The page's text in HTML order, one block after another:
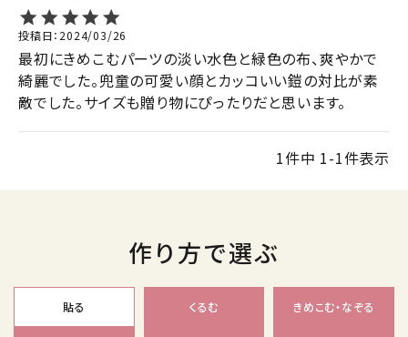
実店舗案内
デイサービス／
介護施設関係の方へ
最新のチラシはこちら
お問い合わせ
person 会員登録
投稿日 2024/03/26
最初にきめこむパーツの淡い水色と緑色の布、爽やかで
綺麗でした。兜童の可愛い顔とカッコいい鎧の対比が素
敵でした。サイズも贈り物にぴったりだと思います。
1件中 1-1件表示
作り方で選ぶ
貼る くるむ きめこむ・なぞる